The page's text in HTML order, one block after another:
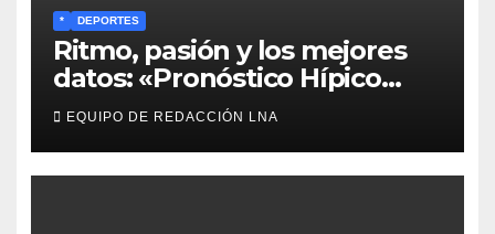
* DEPORTES
Ritmo, pasión y los mejores
datos: «Pronóstico Hípico
Musical» se adueña de los
domingos en La Poderosa
90.3 FM
EQUIPO DE REDACCIÓN LNA